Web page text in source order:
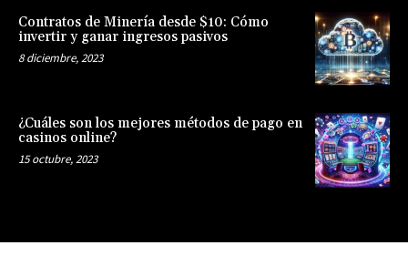
Contratos de Minería desde $10: Cómo
invertir y ganar ingresos pasivos
8 diciembre, 2023
¿Cuáles son los mejores métodos de pago en
casinos online?
15 octubre, 2023